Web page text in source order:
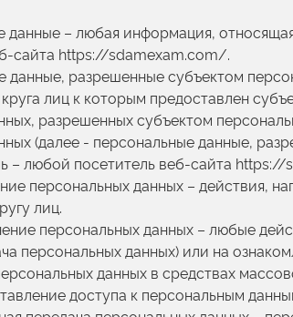
данные – любая информация,
сайта https://sdamexam.com/.
данные, разрешенные субъектом
лиц к которым предоставлен
разрешенных субъектом
(далее - персональные данные,
– любой посетитель веб-сайта
персональных данных – действия,
лиц.
персональных данных – любые
персональных данных) или на
данных в средствах
доступа к персональным